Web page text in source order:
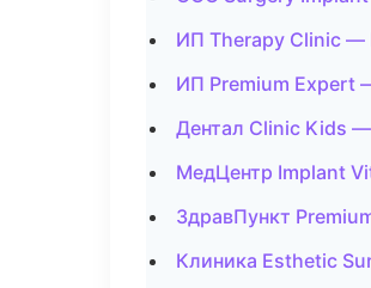
ИП Therapy Clinic —
ИП Premium Expert
Дентал Clinic Kids
МедЦентр Implant
ЗдравПункт
Клиника Esthetic